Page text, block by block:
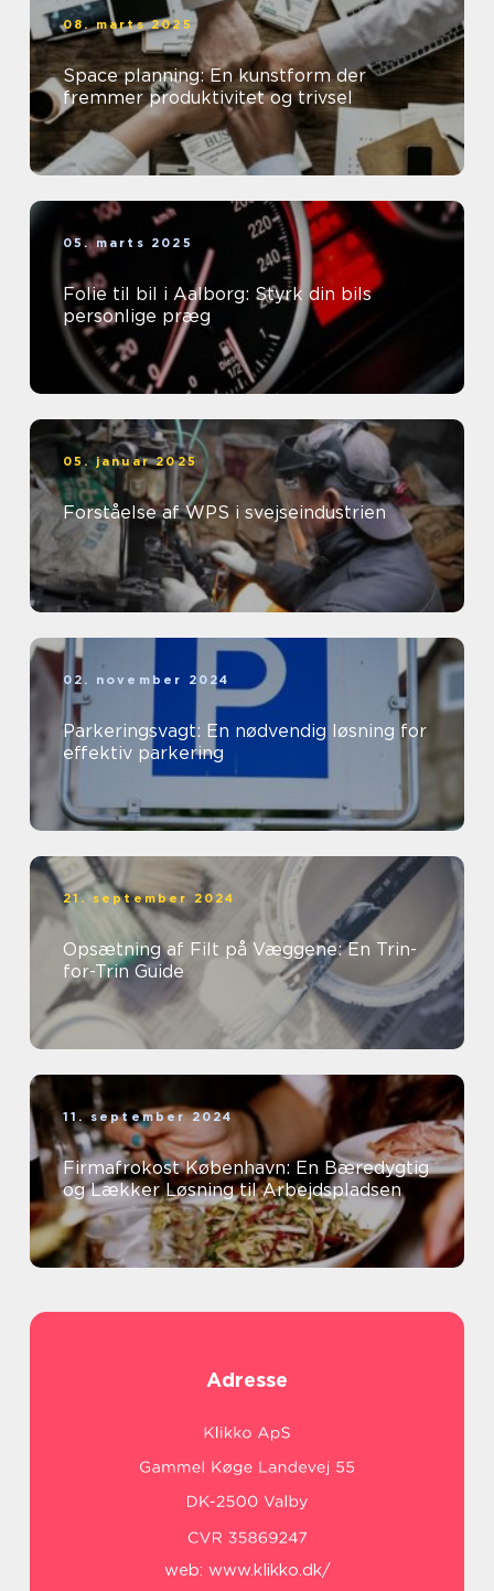
08. marts 2025
Space planning: En kunstform der
fremmer produktivitet og trivsel
05. marts 2025
Folie til bil i Aalborg: Styrk din bils
personlige præg
05. januar 2025
Forståelse af WPS i svejseindustrien
02. november 2024
Parkeringsvagt: En nødvendig løsning for
effektiv parkering
21. september 2024
Opsætning af Filt på Væggene: En Trin-
for-Trin Guide
11. september 2024
Firmafrokost København: En Bæredygtig
og Lækker Løsning til Arbejdspladsen
Adresse
web: www.klikko.dk/